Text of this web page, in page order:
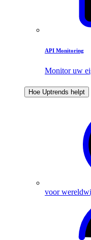
API Monitoring
Monitor uw
Hoe Uptrends helpt
voor